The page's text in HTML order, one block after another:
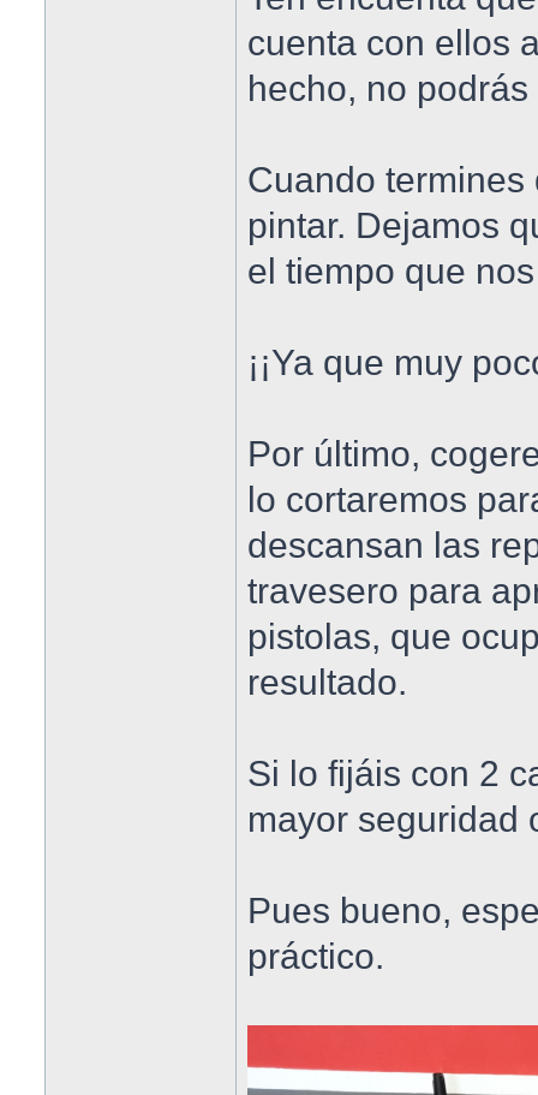
cuenta con ellos
hecho, no podrás
Cuando
pintar. Dejamos
el tiempo que
¡¡Ya que muy
Por último,
lo cortaremos
descansan las
travesero para
pistolas, que
resultado.
Si lo fijáis con 2
mayor seguridad
Pues bueno,
práctico.